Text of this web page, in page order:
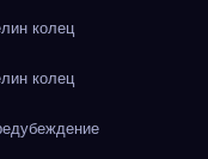
колец
колец